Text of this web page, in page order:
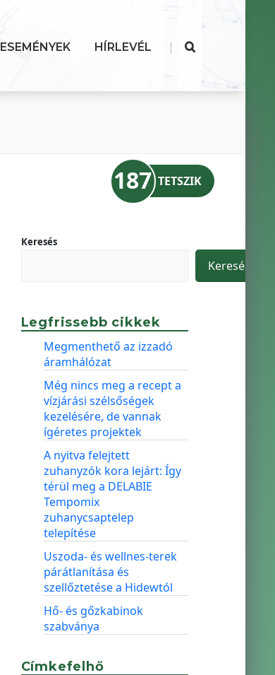
ESEMÉNYEK HÍRLEVÉL |
187 TETSZIK
Keresés
Keresés
Legfrissebb cikkek
Megmenthető az izzadó
áramhálózat
Még nincs meg a recept a
vízjárási szélsőségek
kezelésére, de vannak
ígéretes projektek
A nyitva felejtett
zuhanyzók kora lejárt: Így
térül meg a DELABIE
Tempomix
zuhanycsaptelep
telepítése
Uszoda- és wellnes-terek
párátlanítása és
szellőztetése a Hidewtól
Hő- és gőzkabinok
szabványa
Címkefelhő